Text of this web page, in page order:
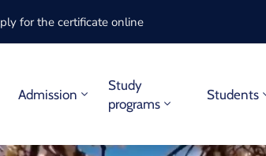
for the certificate online
Admission
Study
programs
Students